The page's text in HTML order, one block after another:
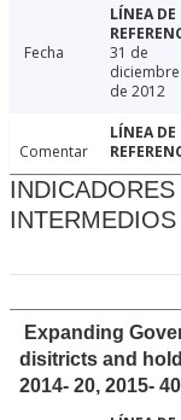
Fecha
31 de
diciembre
de 2012
Comentar
INTERMEDIOS
Expanding
disitricts and
2014- 20, 2015-